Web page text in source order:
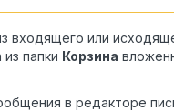
входящего или
папки Корзина
в редакторе